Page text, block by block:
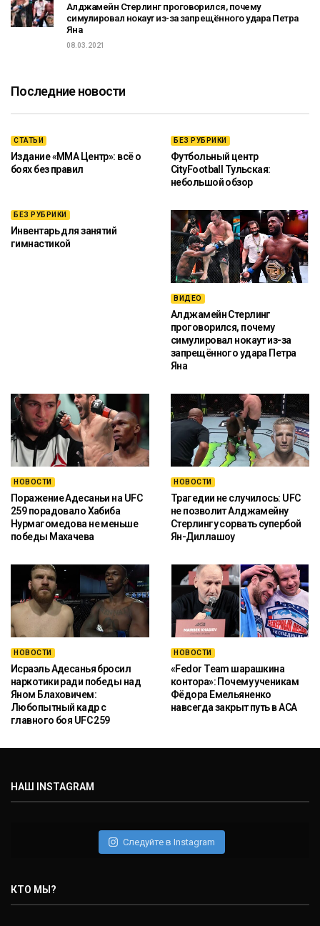
Алджамейн Стерлинг проговорился, почему
симулировал нокаут из-за запрещённого удара Петра
Яна
08.03.2021
Последние новости
СТАТЬИ
Издание «ММА Центр»: всё о
боях без правил
БЕЗ РУБРИКИ
Футбольный центр
CityFootball Тульская:
небольшой обзор
БЕЗ РУБРИКИ
Инвентарь для занятий
гимнастикой
ВИДЕО
Алджамейн Стерлинг
проговорился, почему
симулировал нокаут из-за
запрещённого удара Петра
Яна
НОВОСТИ
Поражение Адесаньи на UFC
259 порадовало Хабиба
Нурмагомедова не меньше
победы Махачева
НОВОСТИ
Трагедии не случилось: UFC
не позволит Алджамейну
Стерлингу сорвать супербой
Ян-Диллашоу
НОВОСТИ
Исраэль Адесанья бросил
наркотики ради победы над
Яном Блаховичем:
Любопытный кадр с
главного боя UFC 259
НОВОСТИ
«Fedor Team шарашкина
контора»: Почему ученикам
Фёдора Емельяненко
навсегда закрыт путь в ACA
НАШ INSTAGRAM
Следуйте в Instagram
КТО МЫ?